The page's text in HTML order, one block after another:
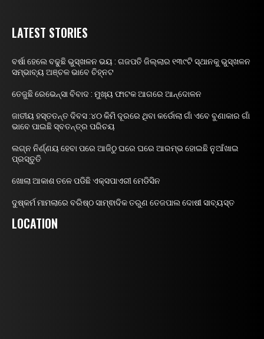
LATEST STORIES
ବର୍ଷା ହେଲେ ବଢୁଛି ଭୁସ୍ଖଳନ ଭୟ : ଗଜପତି ଜିଲ୍ଲାର ୧୩୯ଟି ସ୍ଥାନକୁ ଭୁସ୍ଖଳନ
ସମ୍ଭାବ୍ୟ ଅଞ୍ଚଳ ଭାବେ ଚିହ୍ନଟ
ତେଜୁଛି ରେଭେନ୍ସା ବିବାଦ : ମୁଖ୍ୟ ଫାଟକ ଆଗରେ ଆନ୍ଦୋଳନ
ଜାତୀୟ ହସ୍ତତନ୍ତ ଦିବସ :୪୦ କିମି ଦୂରରେ ଥିବା କର୍ଡୋଲା ଗାଁ ଏବେ ବୁଣାକାର ଗାଁ
ଭାବେ ପାଇଛି ସ୍ବତନ୍ତ୍ର ପରିଚୟ
ଲଗ୍ନ ନିର୍ଣ୍ଣୟ ହେବା ପରେ ଆଜିଠୁ ଘରେ ଘରେ ଆରମ୍ଭ ହୋଇଛି ନୁଆଁଖାଇ
ପ୍ରସ୍ତୁତି
ଖୋଲା ଆକାଶ ତଳେ ପଡିଛି ଏକ୍ସପାଏରୀ ମେଡିସିନ
ଦୁଷ୍କର୍ମ ମାମଲାରେ ବରିଷ୍ଠ ସାମ୍ଵାଦିକ ତରୁଣ ତେଜପାଲ ଦୋଷୀ ସାବ୍ୟସ୍ତ
LOCATION